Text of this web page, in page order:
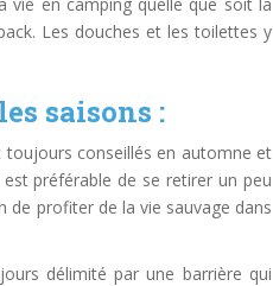
Les douches et les toilettes y
saisons :
toujours conseillés en automne et
préférable de se retirer un peu
de profiter de la vie sauvage dans
délimité par une barrière qui